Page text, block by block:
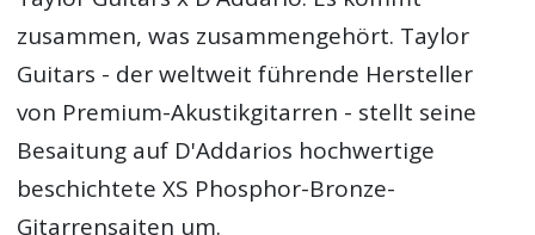
zusammen, was zusammengehört. Taylor
Guitars - der weltweit führende Hersteller
von Premium-Akustikgitarren - stellt seine
Besaitung auf D'Addarios hochwertige
beschichtete XS Phosphor-Bronze-
Gitarrensaiten um.